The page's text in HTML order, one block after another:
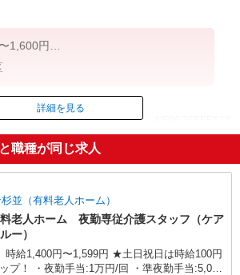
1,600円
定あり）
ID：AE0626555618
掲載期間終了
詳細を見る
職種が同じ求人
並（有料老人ホーム）
老人ホーム 夜勤専従介護スタッフ（ケア
ー）
時給1,400円〜1,599円 ★土日祝日は時給100円
プ！ ・夜勤手当:1万円/回 ・準夜勤手当:5,000